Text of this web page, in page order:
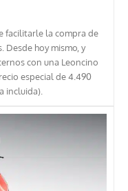
facilitarle la compra de
Desde hoy mismo, y
una Leoncino
especial de 4.490
incluida).